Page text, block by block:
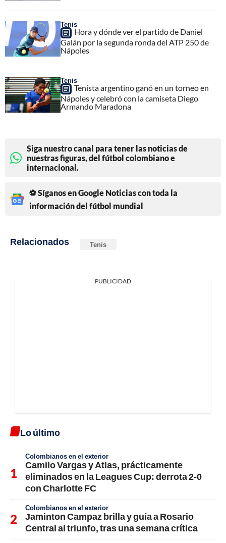
Tenis
Hora y dónde ver el partido de Daniel
Galán por la segunda ronda del ATP 250 de
Nápoles
Tenis
Tenista argentino ganó en un torneo en
Nápoles y celebró con la camiseta Diego
Armando Maradona
Siga nuestro canal para tener las noticias de
nuestras figuras, del fútbol colombiano e
internacional.
⚽ Síganos en Google Noticias con toda la
información del fútbol mundial
Relacionados Tenis
PUBLICIDAD
Lo último
Colombianos en el exterior
Camilo Vargas y Atlas, prácticamente
eliminados en la Leagues Cup: derrota 2-0
con Charlotte FC
Colombianos en el exterior
Jaminton Campaz brilla y guía a Rosario
Central al triunfo, tras una semana crítica